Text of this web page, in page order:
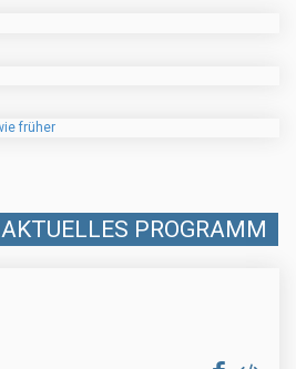
AKTUELLES PROGRAMM